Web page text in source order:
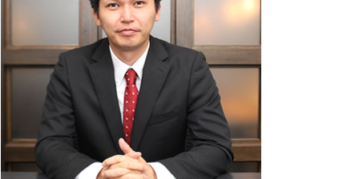
税理士 顧問契約
青色申告 特別控除
所得税 税率
決算書 とは